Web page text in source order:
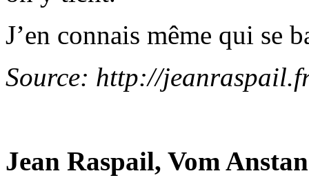
J’en connais même qui se
Source: http://
Jean Raspail, Vom